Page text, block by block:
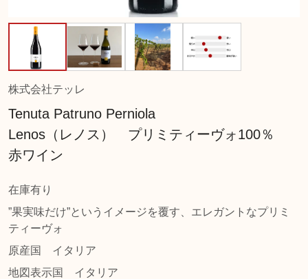
株式会社テッレ
Tenuta Patruno Perniola
Lenos（レノス） プリミティーヴォ100％
赤ワイン
在庫有り
”果実味だけ”というイメージを覆す、エレガントなプリミ
ティーヴォ
原産国
イタリア
地図表示国
イタリア